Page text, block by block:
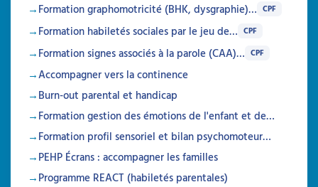
vers des usages apaisés et
des règles durables
Attestation de formation
Les écrans génèrent souvent tensions et
culpabilité chez les familles, sans que le sujet
soit clairement abordé. Découvrez comment
ouvrir la discussion autrement, et
accompagnez efficacement les parents vers
des règles claires, des routines sereines et
moins de conflits au quotidien, y compris en
contexte de troubles
Formation graphomotricité (BHK, dysgraphie)… CPF
Formation habiletés sociales par le jeu de… CPF
Formation signes associés à la parole (CAA)… CPF
Accompagner vers la continence
Burn-out parental et handicap
Formation gestion des émotions de l'enfant et de…
Formation profil sensoriel et bilan psychomoteur…
PEHP Écrans : accompagner les familles
Programme REACT (habiletés parentales)